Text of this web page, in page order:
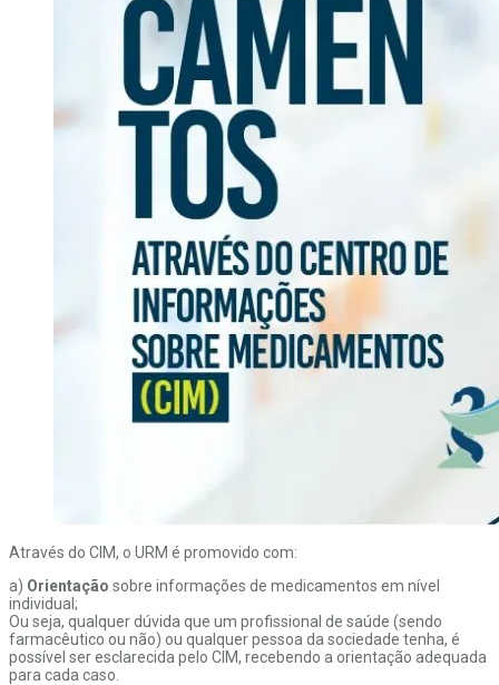
Através do CIM, o URM é promovido com:
a) Orientação sobre informações de medicamentos em nível
individual;
Ou seja, qualquer dúvida que um profissional de saúde (sendo
farmacêutico ou não) ou qualquer pessoa da sociedade tenha, é
possível ser esclarecida pelo CIM, recebendo a orientação adequada
para cada caso.